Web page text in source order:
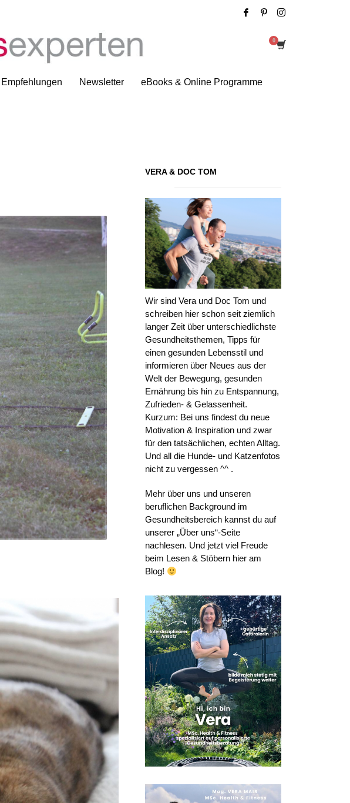
Empfehlungen Newsletter eBooks & Online Programme
Impressionen der Woche
VERA & DOC TOM
Wir sind Vera und Doc Tom und
schreiben hier schon seit ziemlich
langer Zeit über unterschiedlichste
Gesundheitsthemen, Tipps für
einen gesunden Lebensstil und
informieren über Neues aus der
Welt der Bewegung, gesunden
Ernährung bis hin zu Entspannung,
Zufrieden- & Gelassenheit.
Kurzum: Bei uns findest du neue
Motivation & Inspiration und zwar
für den tatsächlichen, echten Alltag.
Und all die Hunde- und Katzenfotos
nicht zu vergessen ^^ .
Mehr über uns und unseren
beruflichen Background im
Gesundheitsbereich kannst du auf
unserer „Über uns“-Seite
nachlesen. Und jetzt viel Freude
beim Lesen & Stöbern hier am
Blog!